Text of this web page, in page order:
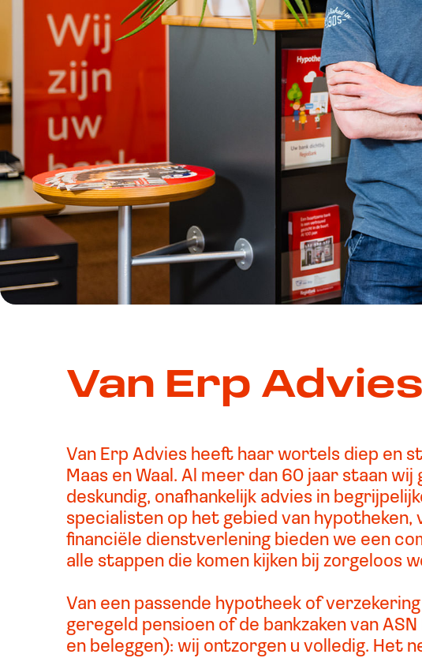
Van Erp Advies
Van Erp Advies heeft haar wortels diep en
Maas en Waal. Al meer dan 60 jaar staan
deskundig, onafhankelijk advies in
specialisten op het gebied van hypotheken,
financiële dienstverlening bieden we een
alle stappen die komen kijken bij zorgeloos
Van een passende hypotheek of
geregeld pensioen of de bankzaken van
en beleggen): wij ontzorgen u volledig. Het